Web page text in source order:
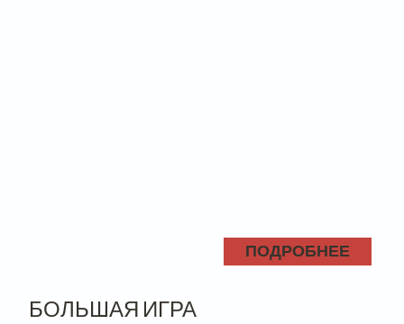
ПОДРОБНЕЕ
БОЛЬШАЯ ИГРА